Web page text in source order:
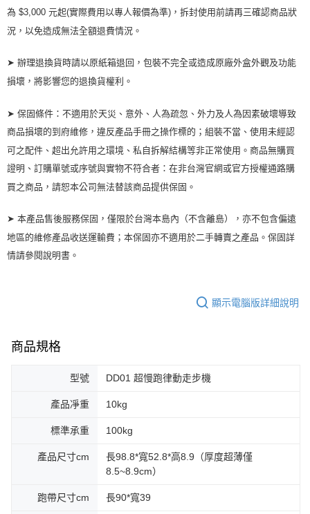
為 $3,000 元起(實際費用以專人報價為準)，拆封使用前請再三確認商品狀
況，以免造成無法全額退費情況。
➤ 辦理退換貨時請以原紙箱退回，包裝不完全或造成原廠外盒外觀及功能
損壞，將影響您的退換貨權利。
➤ 保固條件：不適用於天災、意外、人為疏忽、外力及人為因素破壞導致
商品損壞的到府維修，違反產品手冊之操作標的；組裝不當、使用未經認
可之配件、超出允許用之環境、私自拆解結構等非正常使用。商品無購買
證明、訂購單號或序號與實物不符合者：在非台灣官網或官方授權通路購
買之商品，請恕本公司無法替該商品提供保固。
➤ 本產品售後服務保固，僅限於台灣本島內（不含離島），亦不包含偏遠
地區的維修產品收送運輸費；本保固亦不適用於二手轉賣之產品。保固詳
情請參閱說明書。
顯示電腦版詳細說明
商品規格
型號 DD01 超慢跑律動走步機
產品凈重 10kg
標準承重 100kg
產品尺寸cm
長98.8*寬52.8*高8.9（厚度超薄僅
8.5~8.9cm）
跑帶尺寸cm 長90*寬39